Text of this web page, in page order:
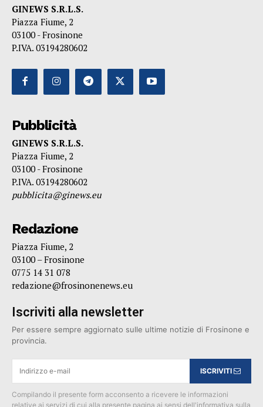
GINEWS S.R.L.S.
Piazza Fiume, 2
03100 - Frosinone
P.IVA. 03194280602
Pubblicità
GINEWS S.R.L.S.
Piazza Fiume, 2
03100 - Frosinone
P.IVA. 03194280602
pubblicita@ginews.eu
Redazione
Piazza Fiume, 2
03100 – Frosinone
0775 14 31 078
redazione@frosinonenews.eu
Iscriviti alla newsletter
Per essere sempre aggiornato sulle ultime notizie di Frosinone e
provincia.
ISCRIVITI
Compilando il presente form acconsento a ricevere le informazioni
relative ai servizi di cui alla presente pagina ai sensi dell'informativa sulla